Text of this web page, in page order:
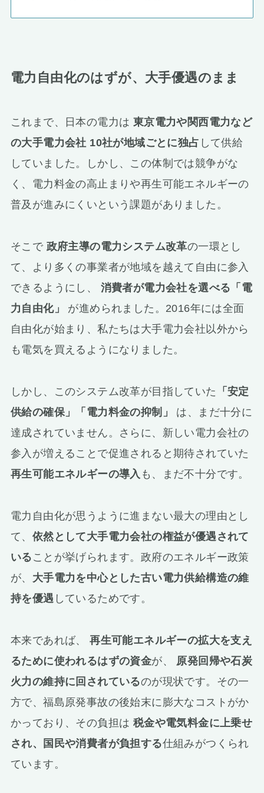
電力自由化のはずが、大手優遇のまま
これまで、日本の電力は 東京電力や関西電力など
の大手電力会社 10社が地域ごとに独占 して供給
していました。しかし、この体制では競争がな
く、電力料金の高止まりや再生可能エネルギーの
普及が進みにくいという課題がありました。
そこで 政府主導の電力システム改革の一環とし
て、より多くの事業者が地域を越えて自由に参入
できるようにし、 消費者が電力会社を選べる「電
力自由化」
が進められました。2016年には全面
自由化が始まり、私たちは大手電力会社以外から
も電気を買えるようになりました。
しかし、このシステム改革が目指していた
「安定
供給の確保」「電力料金の抑制」
は、まだ十分に
達成されていません。さらに、新しい電力会社の
参入が増えることで促進されると期待されていた
再生可能エネルギーの導入 も、まだ不十分です。
電力自由化が思うように進まない最大の理由とし
て、 依然として大手電力会社の権益が優遇されて
いる ことが挙げられます。政府のエネルギー政策
が、 大手電力を中心とした古い電力供給構造の維
持を優遇 しているためです。
本来であれば、再生可能エネルギーの拡大を支え
るために使われるはずの資金が、 原発回帰や石炭
火力の維持に回されているのが現状です。その一
方で、福島原発事故の後始末に膨大なコストがか
かっており、その負担は 税金や電気料金に上乗せ
され、国民や消費者が負担する仕組みがつくられ
ています。